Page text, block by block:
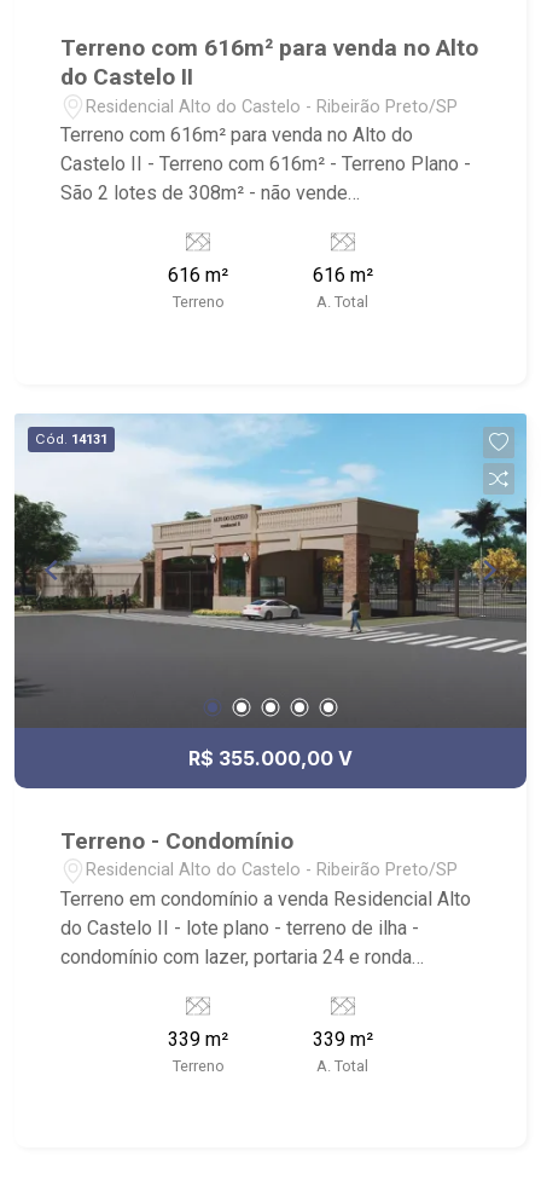
Terreno com 616m² para venda no Alto
do Castelo II
Residencial Alto do Castelo - Ribeirão Preto/SP
Terreno com 616m² para venda no Alto do
Castelo II - Terreno com 616m² - Terreno Plano -
São 2 lotes de 308m² - não vende
Espaço Gourmet, Playground e Salão de Festa -
Próximo ao Outlet Santa Maria.
616 m²
Terreno
616 m²
A. Total
Cód. 14131
R$ 355.000,00 V
Terreno - Condomínio
Residencial Alto do Castelo - Ribeirão Preto/SP
Terreno em condomínio a venda Residencial Alto
do Castelo II - lote plano - terreno de ilha -
condomínio com lazer, portaria 24 e ronda
condomínio em fase de construção - entre
Ribeirão Preto e Cravinhos, local envolta a
natureza; fora do centro urbano
339 m²
Terreno
339 m²
A. Total